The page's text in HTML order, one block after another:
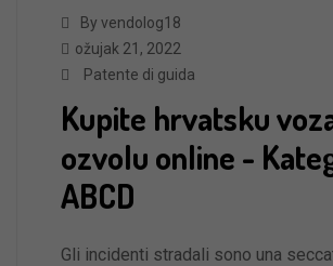
By vendolog18
ožujak 21, 2022
Patente di guida
Kupite hrvatsku
ozvolu online -
ABCD
Gli incidenti stradali sono una